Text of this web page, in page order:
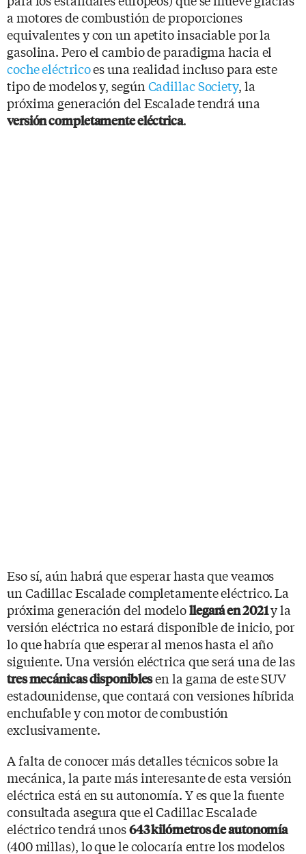
a motores de combustión de proporciones
equivalentes y con un apetito insaciable por la
gasolina. Pero el cambio de paradigma hacia el
coche eléctricoes una realidad incluso para este
tipo de modelos y, segúnCadillac Society, la
próxima generación del Escalade tendrá una
versión completamente eléctrica.
Eso sí, aún habrá que esperar hasta que veamos
un Cadillac Escalade completamente eléctrico. La
próxima generación del modelollegará en 2021y la
versión eléctrica no estará disponible de inicio, por
lo que habría que esperar al menos hasta el año
siguiente. Una versión eléctrica que será una de las
tres mecánicas disponiblesen la gama de este SUV
estadounidense, que contará con versiones híbrida
enchufable y con motor de combustión
exclusivamente.
A falta de conocer más detalles técnicos sobre la
mecánica, la parte más interesante de esta versión
eléctrica está en su autonomía. Y es que la fuente
consultada asegura que el Cadillac Escalade
eléctrico tendrá unos643 kilómetros de autonomía
(400 millas), lo que le colocaría entre los modelos